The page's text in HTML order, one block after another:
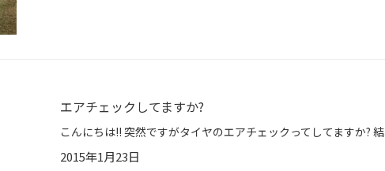
エアチェックしてますか?
2015年1月23日